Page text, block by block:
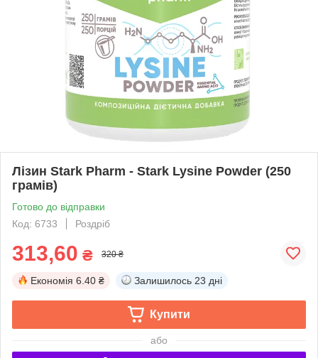
Лізин Stark Pharm - Stark Lysine Powder (250
грамів)
Готово до відправки
Код: 6733
Роздріб
313,60 ₴ 320 ₴
Економія 6.40 ₴ Залишилось 23 дні
Купити
або